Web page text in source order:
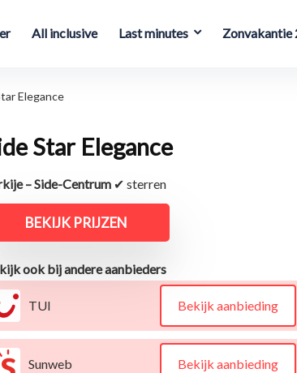
All inclusive Last minutes Zonvakantie
Elegance
Star Elegance
– Side-Centrum✔ sterren
BEKIJK PRIJZEN
ook bij andere aanbieders
TUI Bekijk aanbieding
Sunweb Bekijk aanbieding